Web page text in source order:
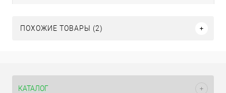
ПОХОЖИЕ ТОВАРЫ (2)
КАТАЛОГ